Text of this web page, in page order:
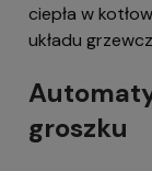
ciepła w
układu
groszku